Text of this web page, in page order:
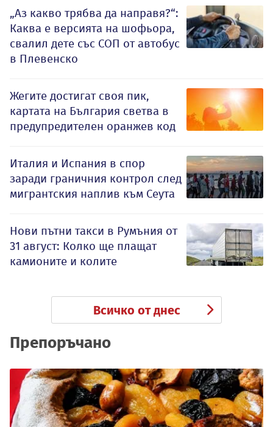
„Аз какво трябва да направя?“:
Каква е версията на шофьора,
свалил дете със СОП от автобус
в Плевенско
Жегите достигат своя пик,
картата на България светва в
предупредителен оранжев код
Италия и Испания в спор
заради граничния контрол след
мигрантския наплив към Сеута
Нови пътни такси в Румъния от
31 август: Колко ще плащат
камионите и колите
Всичко от днес
Препоръчано